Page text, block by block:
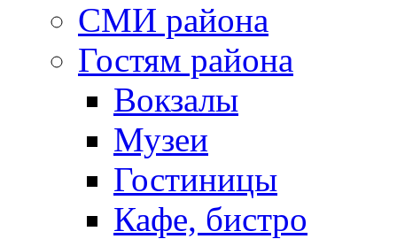
СМИ района
Гостям района
Вокзалы
Музеи
Гостиницы
Кафе, бистро